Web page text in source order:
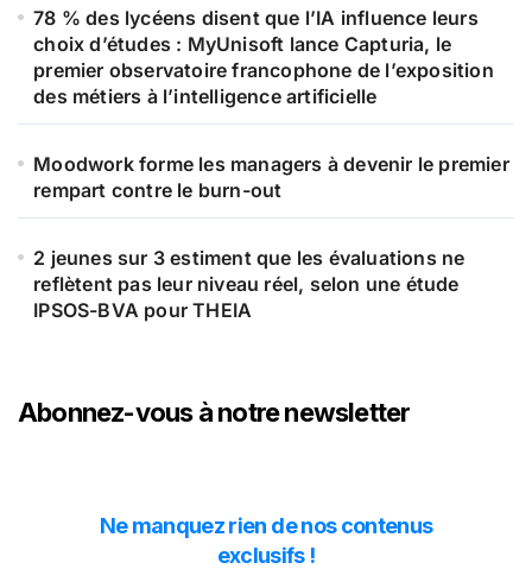
78 % des lycéens disent que l’IA influence leurs
choix d’études : MyUnisoft lance Capturia, le
premier observatoire francophone de l’exposition
des métiers à l’intelligence artificielle
Moodwork forme les managers à devenir le premier
rempart contre le burn-out
2 jeunes sur 3 estiment que les évaluations ne
reflètent pas leur niveau réel, selon une étude
IPSOS-BVA pour THEIA
Abonnez-vous à notre newsletter
Ne manquez rien de nos contenus
exclusifs !